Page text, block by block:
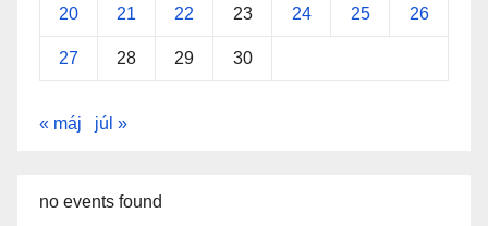
20 21 22 23 24 25 26
27 28 29 30
« máj júl »
no events found